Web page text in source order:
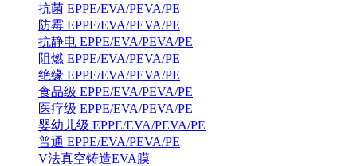
抗菌 EPPE/EVA/PEVA/PE
防霉 EPPE/EVA/PEVA/PE
抗静电 EPPE/EVA/PEVA/PE
阻燃 EPPE/EVA/PEVA/PE
绝缘 EPPE/EVA/PEVA/PE
食品级 EPPE/EVA/PEVA/PE
医疗级 EPPE/EVA/PEVA/PE
婴幼儿级 EPPE/EVA/PEVA/PE
普通 EPPE/EVA/PEVA/PE
V法真空铸造EVA膜